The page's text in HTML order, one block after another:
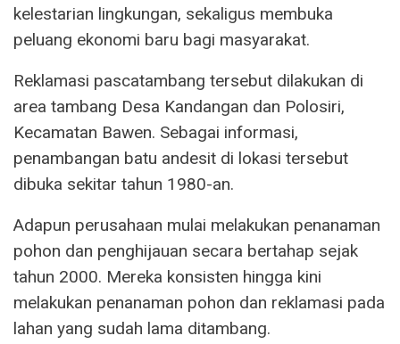
kelestarian lingkungan, sekaligus membuka
peluang ekonomi baru bagi masyarakat.
Reklamasi pascatambang tersebut dilakukan di
area tambang Desa Kandangan dan Polosiri,
Kecamatan Bawen. Sebagai informasi,
penambangan batu andesit di lokasi tersebut
dibuka sekitar tahun 1980-an.
Adapun perusahaan mulai melakukan penanaman
pohon dan penghijauan secara bertahap sejak
tahun 2000. Mereka konsisten hingga kini
melakukan penanaman pohon dan reklamasi pada
lahan yang sudah lama ditambang.